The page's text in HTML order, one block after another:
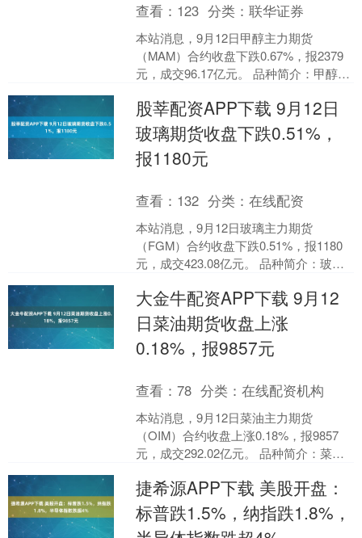
查看： 123 分类：联华证券
本站消息，9月12日甲醇主力期货
（MAM）合约收盘下跌0.67%，报2379
元，成交96.17亿元。 品种简介：甲醇期
标的的商....
股莘配资APP下载 9月12日
玻璃期货收盘下跌0.51%，
报1180元
查看： 132 分类：在线配资
本站消息，9月12日玻璃主力期货
（FGM）合约收盘下跌0.51%，报1180
元，成交423.08亿元。 品种简介：玻璃
玻璃为标....
大金牛配资APP下载 9月12
日菜油期货收盘上涨
0.18%，报9857元
查看：78 分类：在线配资机构
本站消息，9月12日菜油主力期货
（OIM）合约收盘上涨0.18%，报9857
元，成交292.02亿元。 品种简介：菜油
油为标的....
捷希源APP下载 美股开盘：
标普跌1.5%，纳指跌1.8%，